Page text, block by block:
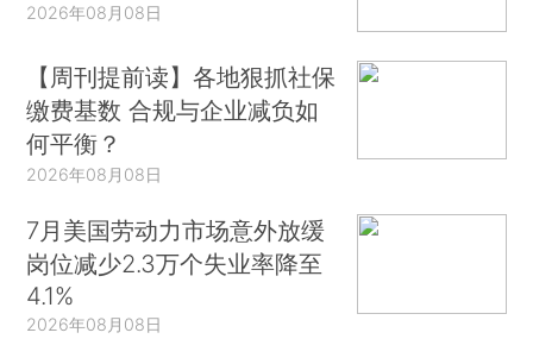
2026年08月08日
【周刊提前读】各地狠抓社保
缴费基数 合规与企业减负如
何平衡？
2026年08月08日
7月美国劳动力市场意外放缓
岗位减少2.3万个失业率降至
4.1%
2026年08月08日